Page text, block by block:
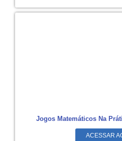
Jogos Matemáticos Na
ACESSAR